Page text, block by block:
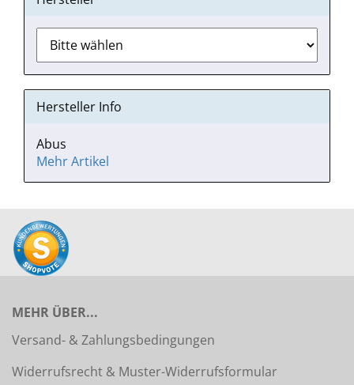
Hersteller Info
Abus
Mehr Artikel
MEHR ÜBER...
Versand- & Zahlungsbedingungen
Widerrufsrecht & Muster-Widerrufsformular